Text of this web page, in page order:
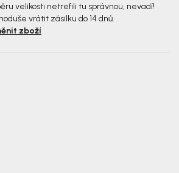
velikosti netrefili tu správnou, nevadí!
vrátit zásilku do 14 dnů.
zboží